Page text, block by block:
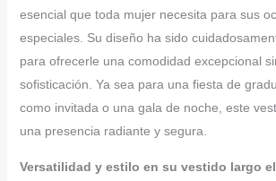
esencial que toda mujer necesita para sus
especiales. Su diseño ha sido
para ofrecerle una comodidad excepcional
sofisticación. Ya sea para una fiesta de
como invitada o una gala de noche, este
una presencia radiante y segura.
Versatilidad y estilo en su vestido largo